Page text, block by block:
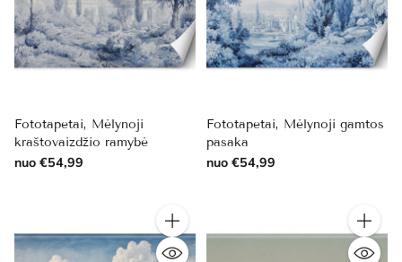
Fototapetai, Mėlynoji
kraštovaizdžio ramybė
nuo €54,99
Fototapetai, Mėlynoji gamtos
pasaka
nuo €54,99
Kiekis Kiekis